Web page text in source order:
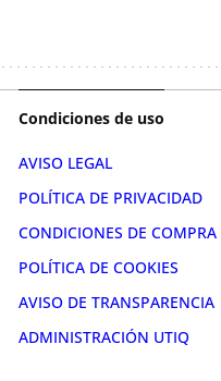
Condiciones de uso
AVISO LEGAL
POLÍTICA DE PRIVACIDAD
CONDICIONES DE COMPRA
POLÍTICA DE COOKIES
AVISO DE TRANSPARENCIA
ADMINISTRACIÓN UTIQ